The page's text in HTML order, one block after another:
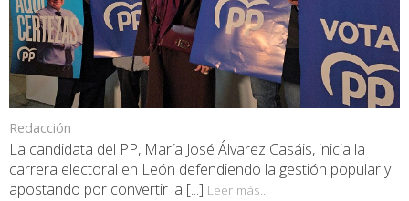
Redacción
La candidata del PP, María José Álvarez Casáis, inicia la
carrera electoral en León defendiendo la gestión popular y
apostando por convertir la [...] Leer más...